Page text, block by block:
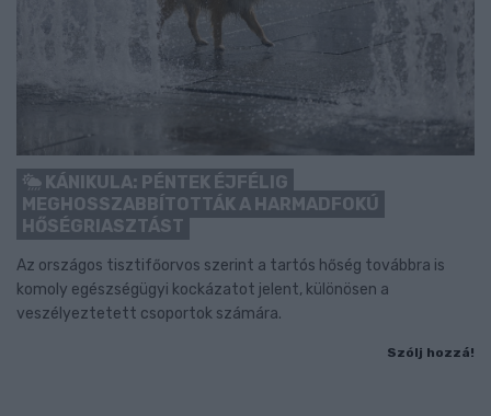
KÁNIKULA: PÉNTEK ÉJFÉLIG
MEGHOSSZABBÍTOTTÁK A HARMADFOKÚ
HŐSÉGRIASZTÁST
Az országos tisztifőorvos szerint a tartós hőség továbbra is
komoly egészségügyi kockázatot jelent, különösen a
veszélyeztetett csoportok számára.
Szólj hozzá!